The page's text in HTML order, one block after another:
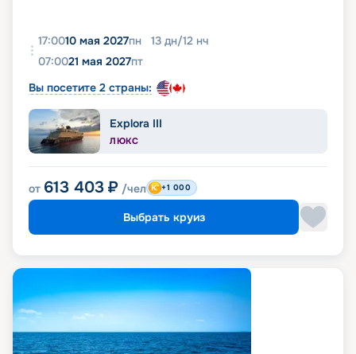
17:0010 мая 2027пн 13 дн/12 нч
07:0021 мая 2027пт
Вы посетите 2 страны:
Explora III
ЛЮКС
от 613 403 ₽ /чел +1 000
Выбрать круиз